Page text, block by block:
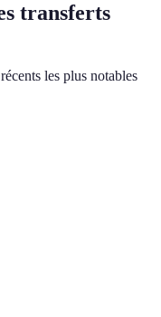
transferts
les plus notables